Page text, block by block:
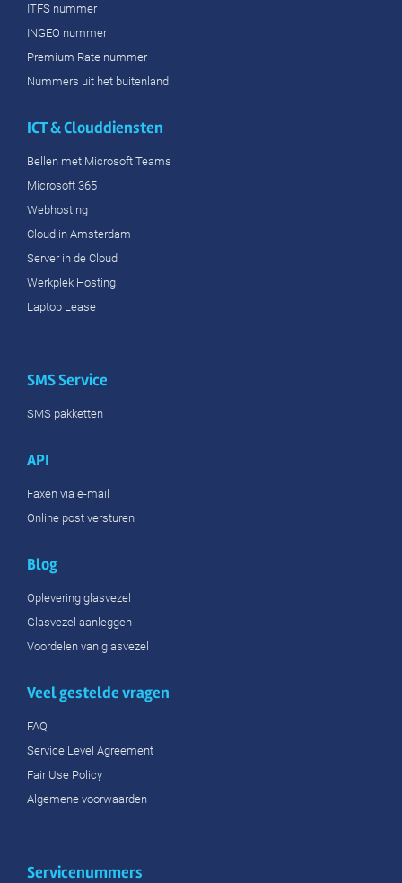
ITFS nummer
INGEO nummer
Premium Rate nummer
Nummers uit het buitenland
ICT & Clouddiensten
Bellen met Microsoft Teams
Microsoft 365
Webhosting
Cloud in Amsterdam
Server in de Cloud
Werkplek Hosting
Laptop Lease
SMS Service
SMS pakketten
API
Faxen via e-mail
Online post versturen
Blog
Oplevering glasvezel
Glasvezel aanleggen
Voordelen van glasvezel
Veel gestelde vragen
FAQ
Service Level Agreement
Fair Use Policy
Algemene voorwaarden
Servicenummers